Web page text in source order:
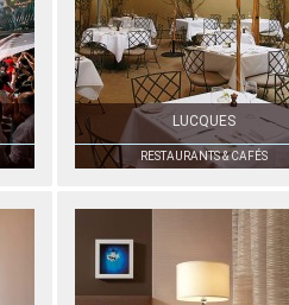
LUCQUES
RESTAURANTS & CAFÉS